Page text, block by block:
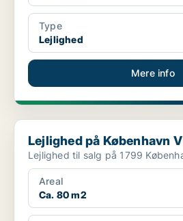
Type
Lejlighed
Mere info
Lejlighed på København V
Lejlighed på København V
Areal
Ca. 80 m2